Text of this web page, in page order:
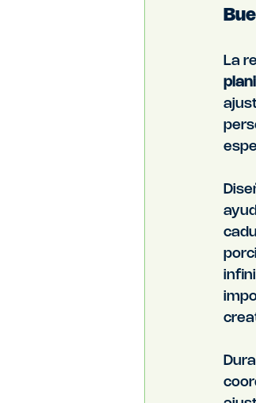
La